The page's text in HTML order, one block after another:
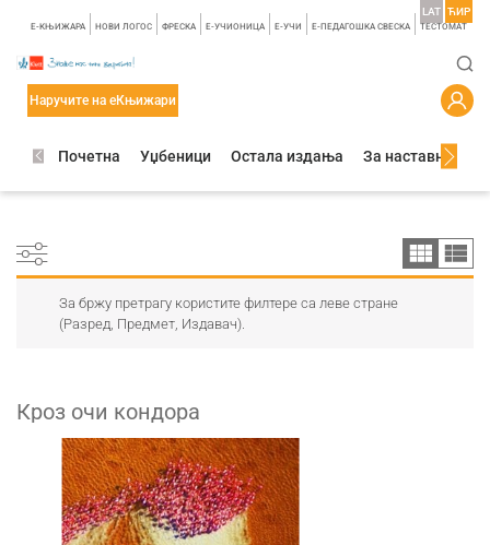
E-КЊИЖАРА НОВИ ЛОГОС ФРЕСКА E-УЧИОНИЦА E-УЧИ Е-ПЕДАГОШКА СВЕСКА TЕСТОМАТ
LAT ЋИР
Наручите на еКњижари
Почетна Уџбеници Остала издања За наставнике
За бржу претрагу користите филтере са леве стране
(Разред, Предмет, Издавач).
Кроз очи кондора